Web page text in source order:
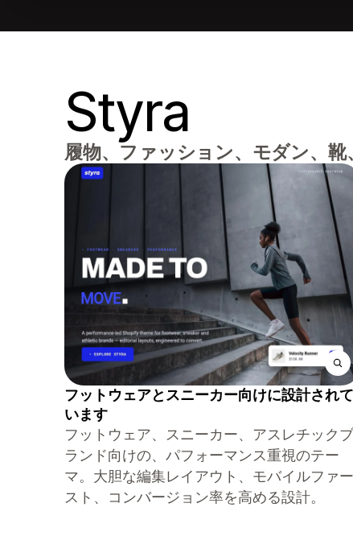
Styra
履物、ファッション、モダン、靴
フットウェアとスニーカー向けに設計されて
います
フットウェア、スニーカー、アスレチックブ
ランド向けの、パフォーマンス重視のテー
マ。大胆な編集レイアウト、モバイルファー
スト、コンバージョン率を高める設計。